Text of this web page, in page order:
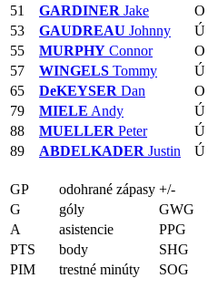
51
GARDINER Jake O
53
GAUDREAU Johnny Ú
55
MURPHY Connor O
57
WINGELS Tommy Ú
65
DeKEYSER Dan O
79
MIELE Andy Ú
88
MUELLER Peter Ú
89
ABDELKADER Justin Ú
GP
odohrané zápasy +/-
G
góly GWG
A
asistencie PPG
PTS
body SHG
PIM
trestné minúty SOG